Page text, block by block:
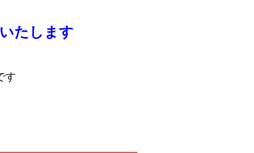
たします
す